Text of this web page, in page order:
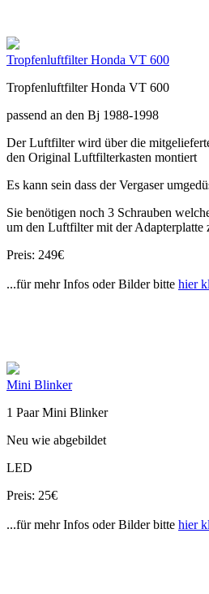
Tropfenluftfilter Honda VT 600
Tropfenluftfilter Honda VT 600
passend an den Bj 1988-1998
Der Luftfilter wird über die
den Original Luftfilterkasten montiert
Es kann sein dass der Vergaser
Sie benötigen noch 3 Schrauben
um den Luftfilter mit der Adapterplatte
Preis: 249€
...für mehr Infos oder Bilder bitte hier
Mini Blinker
1 Paar Mini Blinker
Neu wie abgebildet
LED
Preis: 25€
...für mehr Infos oder Bilder bitte hier